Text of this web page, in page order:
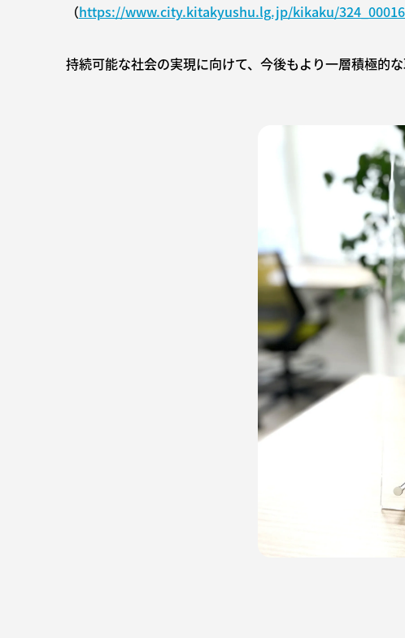
（https://www.city.kitakyushu.lg.jp/kikaku/
持続可能な社会の実現に向けて、今後もより一層積極的な